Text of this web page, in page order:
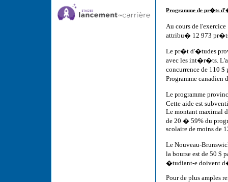
Programme de pr�ts
Au cours de
attribu� 12 973
Le pr�t d'�tudes
avec les int�r�ts.
concurrence de 110
Programme
Le programme
Cette aide est
Le montant maximal
de 20 � 59% du
scolaire de moins de
Le Nouveau-
la bourse est de 50 $
�tudiant-e doivent
Pour de plus amples